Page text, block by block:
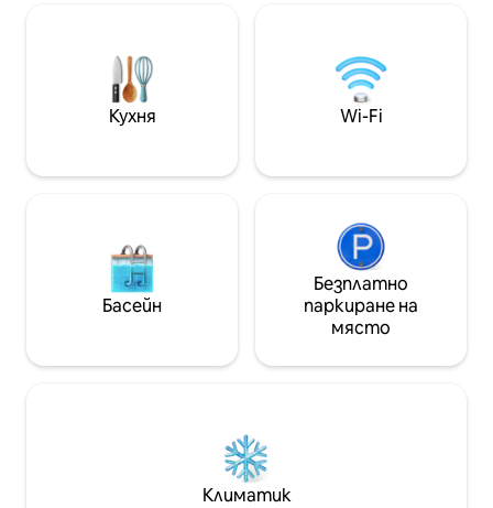
Пералня и сушилня ✓ Безплатен бърз
спално бельо и кърпи за паркиране!
Включени са✓ шампоан, балсам и душ
балкон от
гледка! Намира
центъра на
Банкс.
Кухня Wi-Fi
Басейн
Безплатно
паркиране на
място
Климатик